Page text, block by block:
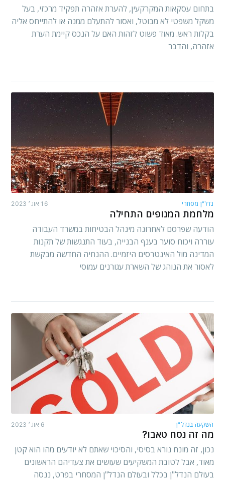
בתחום עסקאות המקרקעין, להערת אזהרה תפקיד מרכזי, בעל
משקל משפטי לא מבוטל, ואסור להתעלם ממנה או להתייחס אליה
בקלות ראש. מאוד פשוט לזהות האם על הנכס קיימת הערת
אזהרה, והדבר
נדל"ן מסחרי 16 אוג׳ 2023
מלחמת המנופים התחילה
הודעה שפרסם לאחרונה מינהל הבטיחות במשרד העבודה
עוררה ויכוח סוער בענף הבנייה, בעוד התנגשות של תקנות
המדינה מול האינטרסים היזמיים. ההנחיה החדשה מבקשת
לאסור את הנוהג של השארת עגורנים עמוסי
השקעה בנדל"ן 6 אוג׳ 2023
מה זה נסח טאבו?
נכון, זה מונח נורא בסיסי, והסיכוי שאתם לא יודעים מהו הוא קטן
מאוד, אבל לטובת המשקיעים שעושים את צעדיהם הראשונים
בעולם הנדל"ן בכלל ובעולם הנדל"ן המסחרי בפרט, ננסה